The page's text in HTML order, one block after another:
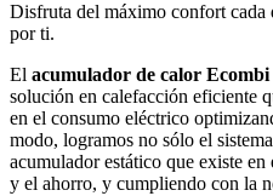
Disfruta del máximo confort cada
por ti.
El acumulador de calor
solución en calefacción eficiente
en el consumo eléctrico
modo, logramos no sólo el
acumulador estático que existe
y el ahorro, y cumpliendo con la